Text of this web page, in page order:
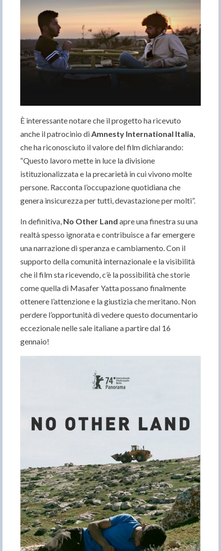
È interessante notare che il progetto ha ricevuto
anche il patrocinio diAmnesty International Italia,
che ha riconosciuto il valore del film dichiarando:
“Questo lavoro mette in luce la divisione
istituzionalizzata e la precarietà in cui vivono molte
persone. Racconta l’occupazione quotidiana che
genera insicurezza per tutti, devastazione per molti”.
In definitiva, No Other Land apre una finestra su una
realtà spesso ignorata e contribuisce a far emergere
una narrazione di speranza e cambiamento. Con il
supporto della comunità internazionale e la visibilità
che il film sta ricevendo, c’è la possibilità che storie
come quella di Masafer Yatta possano finalmente
ottenere l’attenzione e la giustizia che meritano. Non
perdere l’opportunità di vedere questo documentario
eccezionale nelle sale italiane a partire dal 16
gennaio!